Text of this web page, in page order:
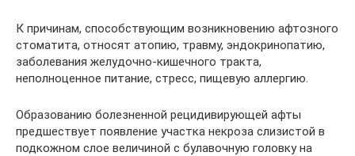
К причинам, способствующим возникновению афтозного
стоматита, относят атопию, травму, эндокринопатию,
заболевания желудочно-кишечного тракта,
неполноценное питание, стресс, пищевую аллергию.
Образованию болезненной рецидивирующей афты
предшествует появление участка некроза слизистой в
подкожном слое величиной с булавочную головку на